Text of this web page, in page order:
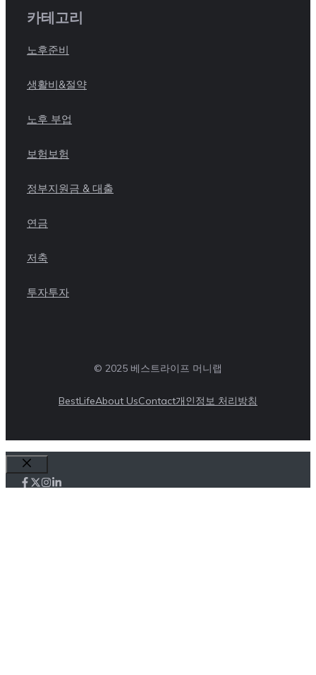
카테고리
노후준비
생활비&절약
노후 부업
보험보험
정부지원금 & 대출
연금
저축
투자투자
© 2025 베스트라이프 머니랩
BestLifeAbout UsContact개인정보 처리방침
Close